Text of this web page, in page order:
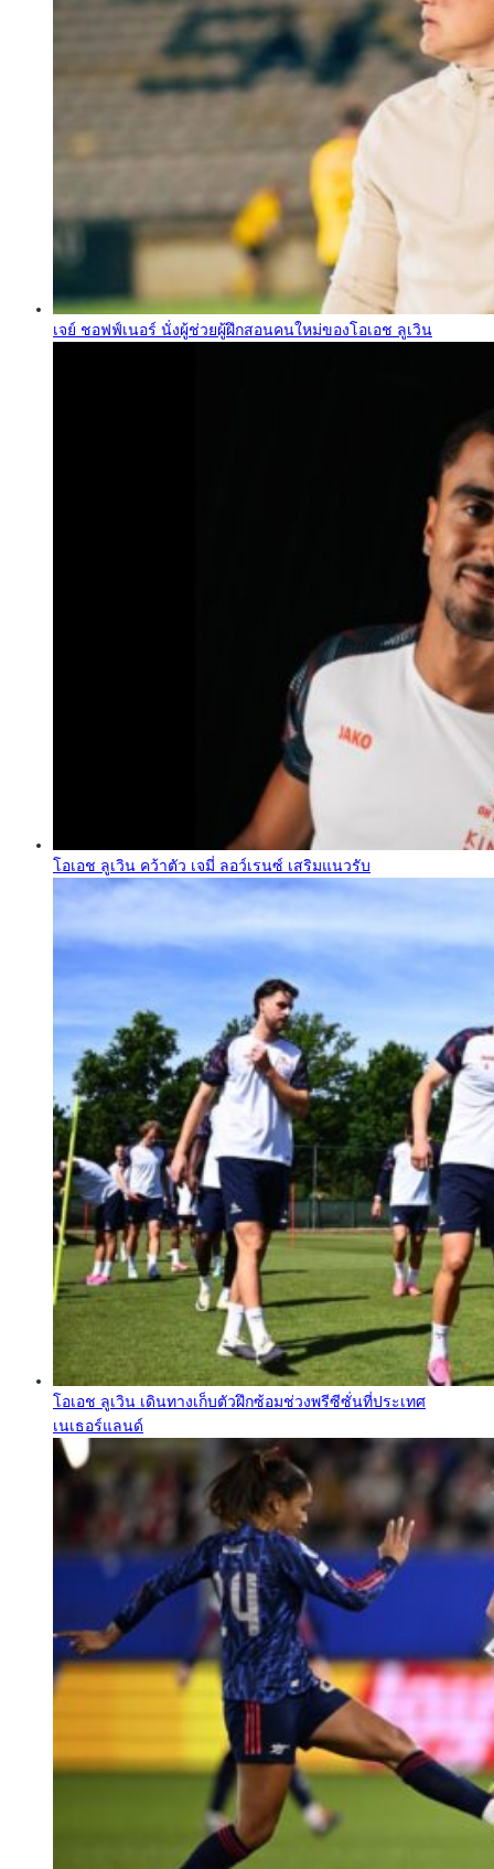
เจย์ ชอฟฟ์เนอร์ นั่งผู้ช่วยผู้ฝึกสอนคนใหม่ของโอเอช ลูเวิน
โอเอช ลูเวิน คว้าตัว เจมี่ ลอว์เรนซ์ เสริมแนวรับ
โอเอช ลูเวิน เดินทางเก็บตัวฝึกซ้อมช่วงพรีซีซั่นที่ประเทศ
เนเธอร์แลนด์